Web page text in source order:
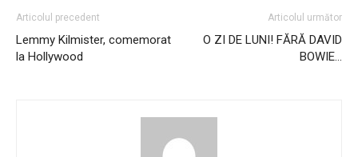
Articolul precedent
Lemmy Kilmister, comemorat
la Hollywood
Articolul următor
O ZI DE LUNI! FĂRĂ DAVID
BOWIE…